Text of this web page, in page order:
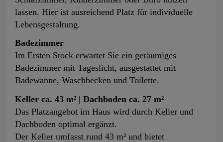
lassen. Hier ist ausreichend Platz für individuelle
Lebensgestaltung.
Badezimmer
Im Ersten Stock erwartet Sie ein geräumiges
Badezimmer mit Tageslicht, ausgestattet mit
Badewanne, Waschbecken und Toilette.
Keller ca. 43 m² | Dachboden ca. 27 m²
Das Platzangebot im Haus wird durch Keller und
Dachboden optimal ergänzt.
Der Keller umfasst rund 43 m² und bietet